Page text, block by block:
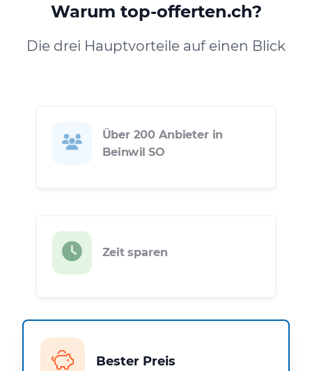
Warum top-offerten.ch?
Die drei Hauptvorteile auf einen Blick
Über 200 Anbieter in
Beinwil SO
Zeit sparen
Bester Preis